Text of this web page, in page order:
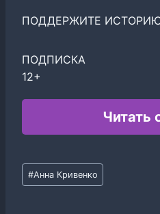
ПОДДЕРЖИТЕ
ПОДПИСКА
12+
Читать
Метки
записи:
#Анна Кривенко